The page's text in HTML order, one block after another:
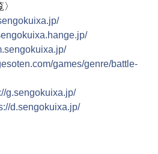
games/genre/battle-
g.sengokuixa.jp/
d.sengokuixa.jp/